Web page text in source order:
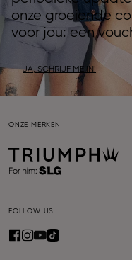
onze groeiende
voor jou: een
JA, SCHRIJF ME IN!
ONZE MERKEN
FOLLOW US